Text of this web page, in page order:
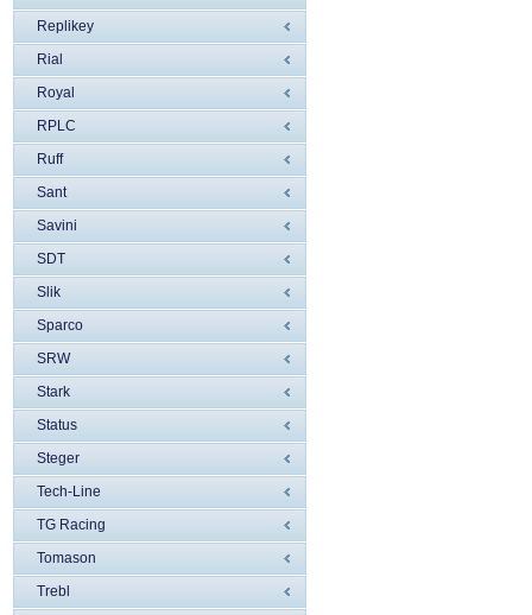
Replikey
Rial
Royal
RPLC
Ruff
Sant
Savini
SDT
Slik
Sparco
SRW
Stark
Status
Steger
Tech-Line
TG Racing
Tomason
Trebl